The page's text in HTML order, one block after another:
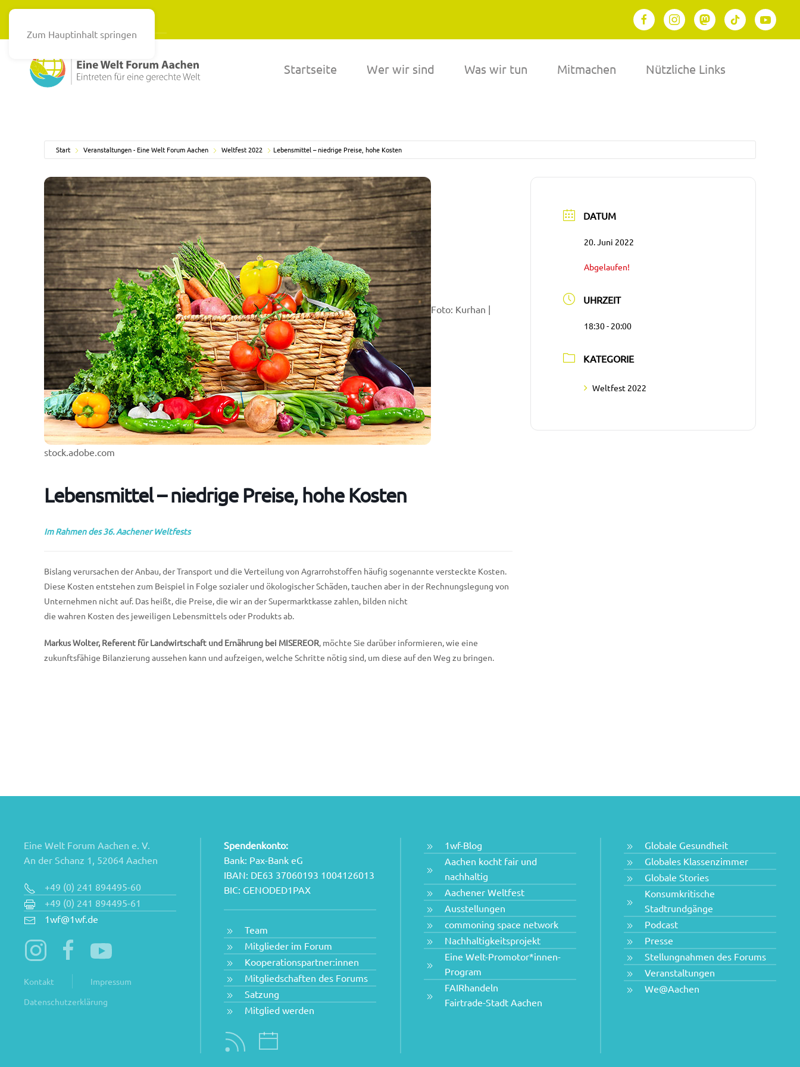
Zum Hauptinhalt springen
Startseite Wer wir sind Was wir tun Mitmachen Nützliche Links
Start Veranstaltungen - Eine Welt Forum Aachen Weltfest 2022 Lebensmittel – niedrige Preise, hohe Kosten
Foto: Kurhan |
stock.adobe.com
Lebensmittel – niedrige Preise, hohe Kosten
Im Rahmen des36. Aachener Weltfests
Bislang verursachen der Anbau, der Transport und die Verteilung von Agrarrohstoffen häufig sogenannte versteckte Kosten.
Diese Kosten entstehen zum Beispiel in Folge sozialer und ökologischer Schäden, tauchen aber in der Rechnungslegung von
Unternehmen nicht auf. Das heißt, die Preise, die wir an der Supermarktkasse zahlen, bilden nicht
die wahren Kosten des jeweiligen Lebensmittels oder Produkts ab.
Markus Wolter, Referent für Landwirtschaft und Ernährung bei MISEREOR, möchte Sie darüber informieren, wie eine
zukunftsfähige Bilanzierung aussehen kann und aufzeigen, welche Schritte nötig sind, um diese auf den Weg zu bringen.
DATUM
20. Juni 2022
Abgelaufen!
UHRZEIT
18:30 - 20:00
KATEGORIE
Weltfest 2022
Eine Welt Forum Aachen e. V.
An der Schanz 1, 52064 Aachen
+49 (0) 241 894495-60
+49 (0) 241 894495-61
1wf@1wf.de
Kontakt
Impressum
Datenschutzerklärung
Spendenkonto:
Bank: Pax-Bank eG
IBAN: DE63 37060193 1004126013
BIC: GENODED1PAX
Team
Mitglieder im Forum
Kooperationspartner:innen
Mitgliedschaften des Forums
Satzung
Mitglied werden
1wf-Blog
Aachen kocht fair und
nachhaltig
Aachener Weltfest
Ausstellungen
commoning space network
Nachhaltigkeitsprojekt
Eine Welt-Promotor*innen-
Program
FAIRhandeln
Fairtrade-Stadt Aachen
Globale Gesundheit
Globales Klassenzimmer
Globale Stories
Konsumkritische
Stadtrundgänge
Podcast
Presse
Stellungnahmen des Forums
Veranstaltungen
We@Aachen